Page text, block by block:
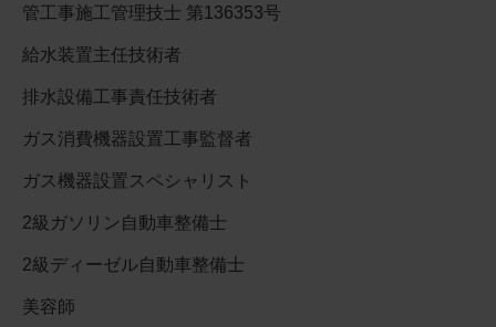
管工事施工管理技士 第136353号
給水装置主任技術者
排水設備工事責任技術者
ガス消費機器設置工事監督者
ガス機器設置スペシャリスト
2級ガソリン自動車整備士
2級ディーゼル自動車整備士
美容師